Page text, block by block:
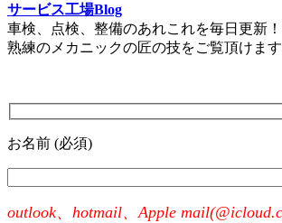
サービス工場Blog
車検、点検、整備のあれこれを毎日更新！
熟練のメカニックの匠の技をご覧頂けます
お名前 (必須)
outlook、hotmail、Apple